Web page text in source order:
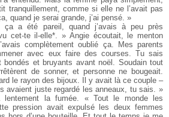
tranquillement, comme si elle ne l’avait pas
quand je serai grande, j’ai pensé. »
ça a été pareil, quand j’avais à peu près
cet-te il-elle*. » Angie écoutait, le menton
complètement oublié ça. Mes parents
avec eux faire des courses. Tu sais
et bruyants avant noël. Soudain tout
de sonner, et personne ne bougeait.
le rayon des bijoux. Il y avait là ce couple –
avaient juste regardé les anneaux, tu sais. »
lentement la fumée. « Tout le monde les
pression avait expulsé les deux femmes